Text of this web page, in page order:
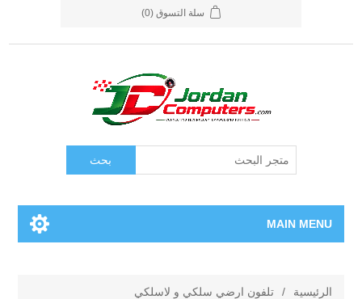
سلة التسوق (0)
بحث
MAIN MENU
الرئيسية / تلفون ارضي سلكي و لاسلكي